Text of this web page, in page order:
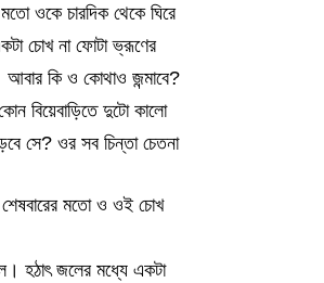
ওকে চারদিক থেকে ঘিরে
চোখ না ফোটা ভ্রূণের
আবার কি ও কোথাও জন্মাবে?
বিয়েবাড়িতে দুটো কালো
সে? ওর সব চিন্তা চেতনা
মতো ও ওই চোখ
হঠাৎ জলের মধ্যে একটা